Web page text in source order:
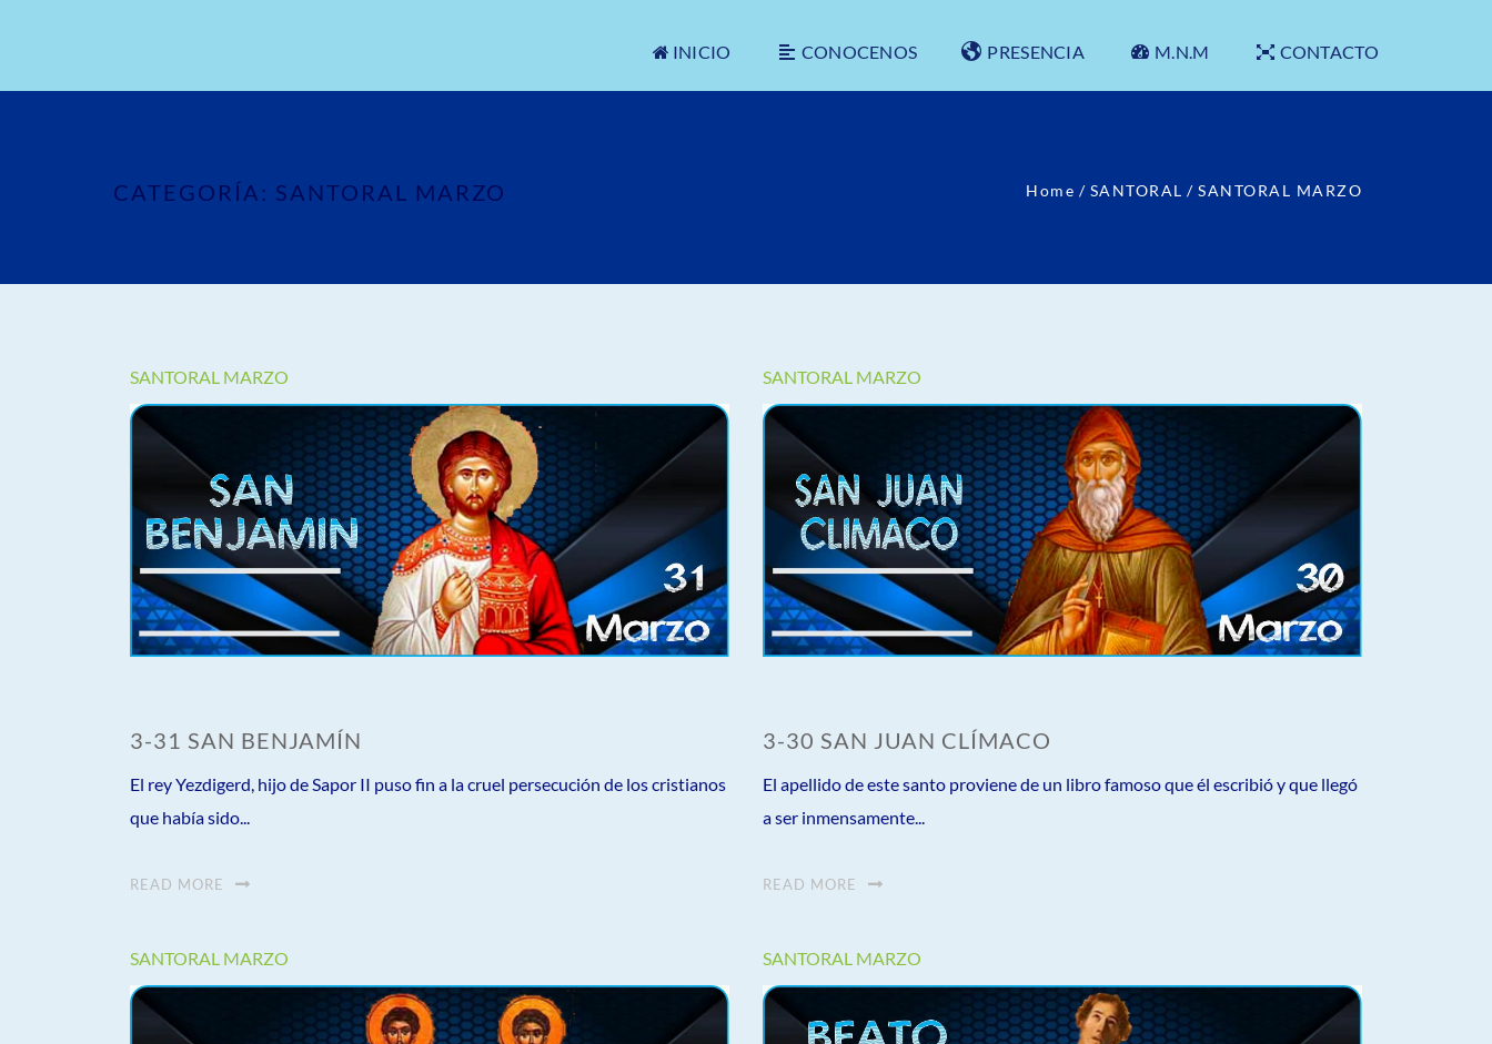
INICIO CONOCENOS PRESENCIA M.N.M CONTACTO
CATEGORÍA: SANTORAL MARZO Home / SANTORAL / SANTORAL MARZO
SANTORAL MARZO
3-31 SAN BENJAMÍN
El rey Yezdigerd, hijo de Sapor II puso fin a la cruel persecución de los cristianos
que había sido...
READ MORE
SANTORAL MARZO
3-30 SAN JUAN CLÍMACO
El apellido de este santo proviene de un libro famoso que él escribió y que llegó
a ser inmensamente...
READ MORE
SANTORAL MARZO SANTORAL MARZO